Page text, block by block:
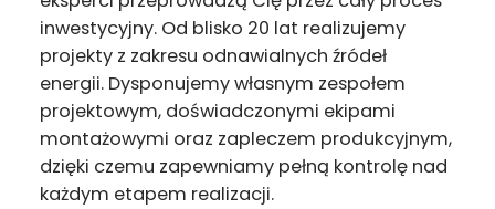
inwestycyjny. Od blisko 20 lat realizujemy
projekty z zakresu odnawialnych źródeł
energii. Dysponujemy własnym zespołem
projektowym, doświadczonymi ekipami
montażowymi oraz zapleczem produkcyjnym,
dzięki czemu zapewniamy pełną kontrolę nad
każdym etapem realizacji.